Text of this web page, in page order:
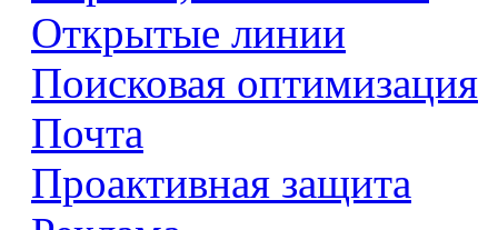
Открытые линии
Поисковая оптимизация
Почта
Проактивная защита